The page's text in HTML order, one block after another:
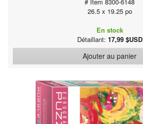
26.5 x 19.25 po
En stock
Détaillant: 17,99 $USD
Ajouter au panier